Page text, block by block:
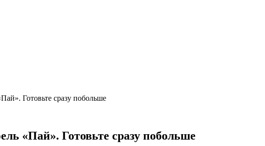
Готовьте сразу побольше
«Пай». Готовьте сразу побольше